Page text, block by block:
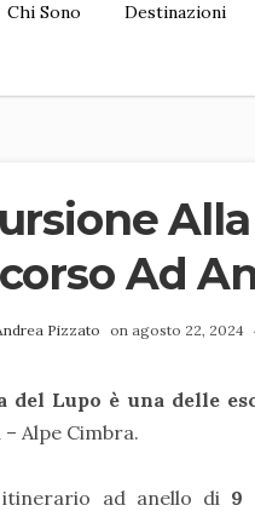
Chi Sono Destinazioni
Ad
Pizzato on agosto 22, 2024
del Lupo è una delle
Alpe Cimbra.
itinerario ad anello di 9